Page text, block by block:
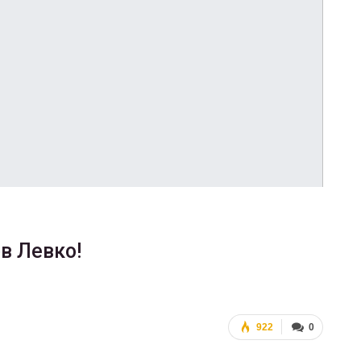
Левко!
0
922